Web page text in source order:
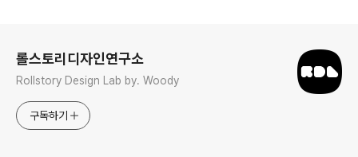
롤스토리디자인연구소
Rollstory Design Lab by. Woody
구독하기